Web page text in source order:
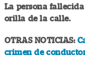
La persona
orilla de la calle.
OTRAS NOTICIAS:
crimen de